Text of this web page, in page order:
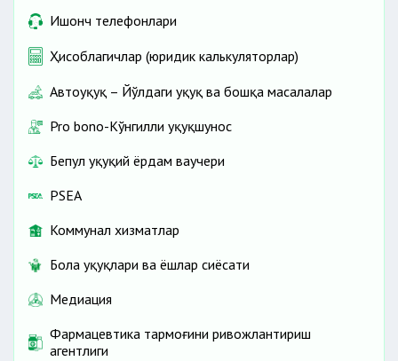
Ишонч телефонлари
Ҳисоблагичлар (юридик калькуляторлар)
Автоҳуқуқ – Йўлдаги ҳуқуқ ва бошқа масалалар
Pro bono-Кўнгилли ҳуқуқшунос
Бепул ҳуқуқий ёрдам ваучери
PSEA
Коммунал хизматлар
Бола ҳуқуқлари ва ёшлар сиёсати
Медиация
Фармацевтика тармоғини ривожлантириш
агентлиги